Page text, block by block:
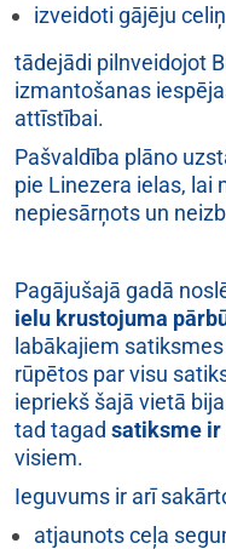
izveidoti gājēju
tādejādi pilnveidojot
izmantošanas
attīstībai.
Pašvaldība plāno
pie Linezera ielas, lai
nepiesārņots un
Pagājušajā gadā
ielu krustojuma
labākajiem
rūpētos par visu
iepriekš šajā vietā
tad tagad satiksme ir
visiem.
Ieguvums ir arī
atjaunots ceļa